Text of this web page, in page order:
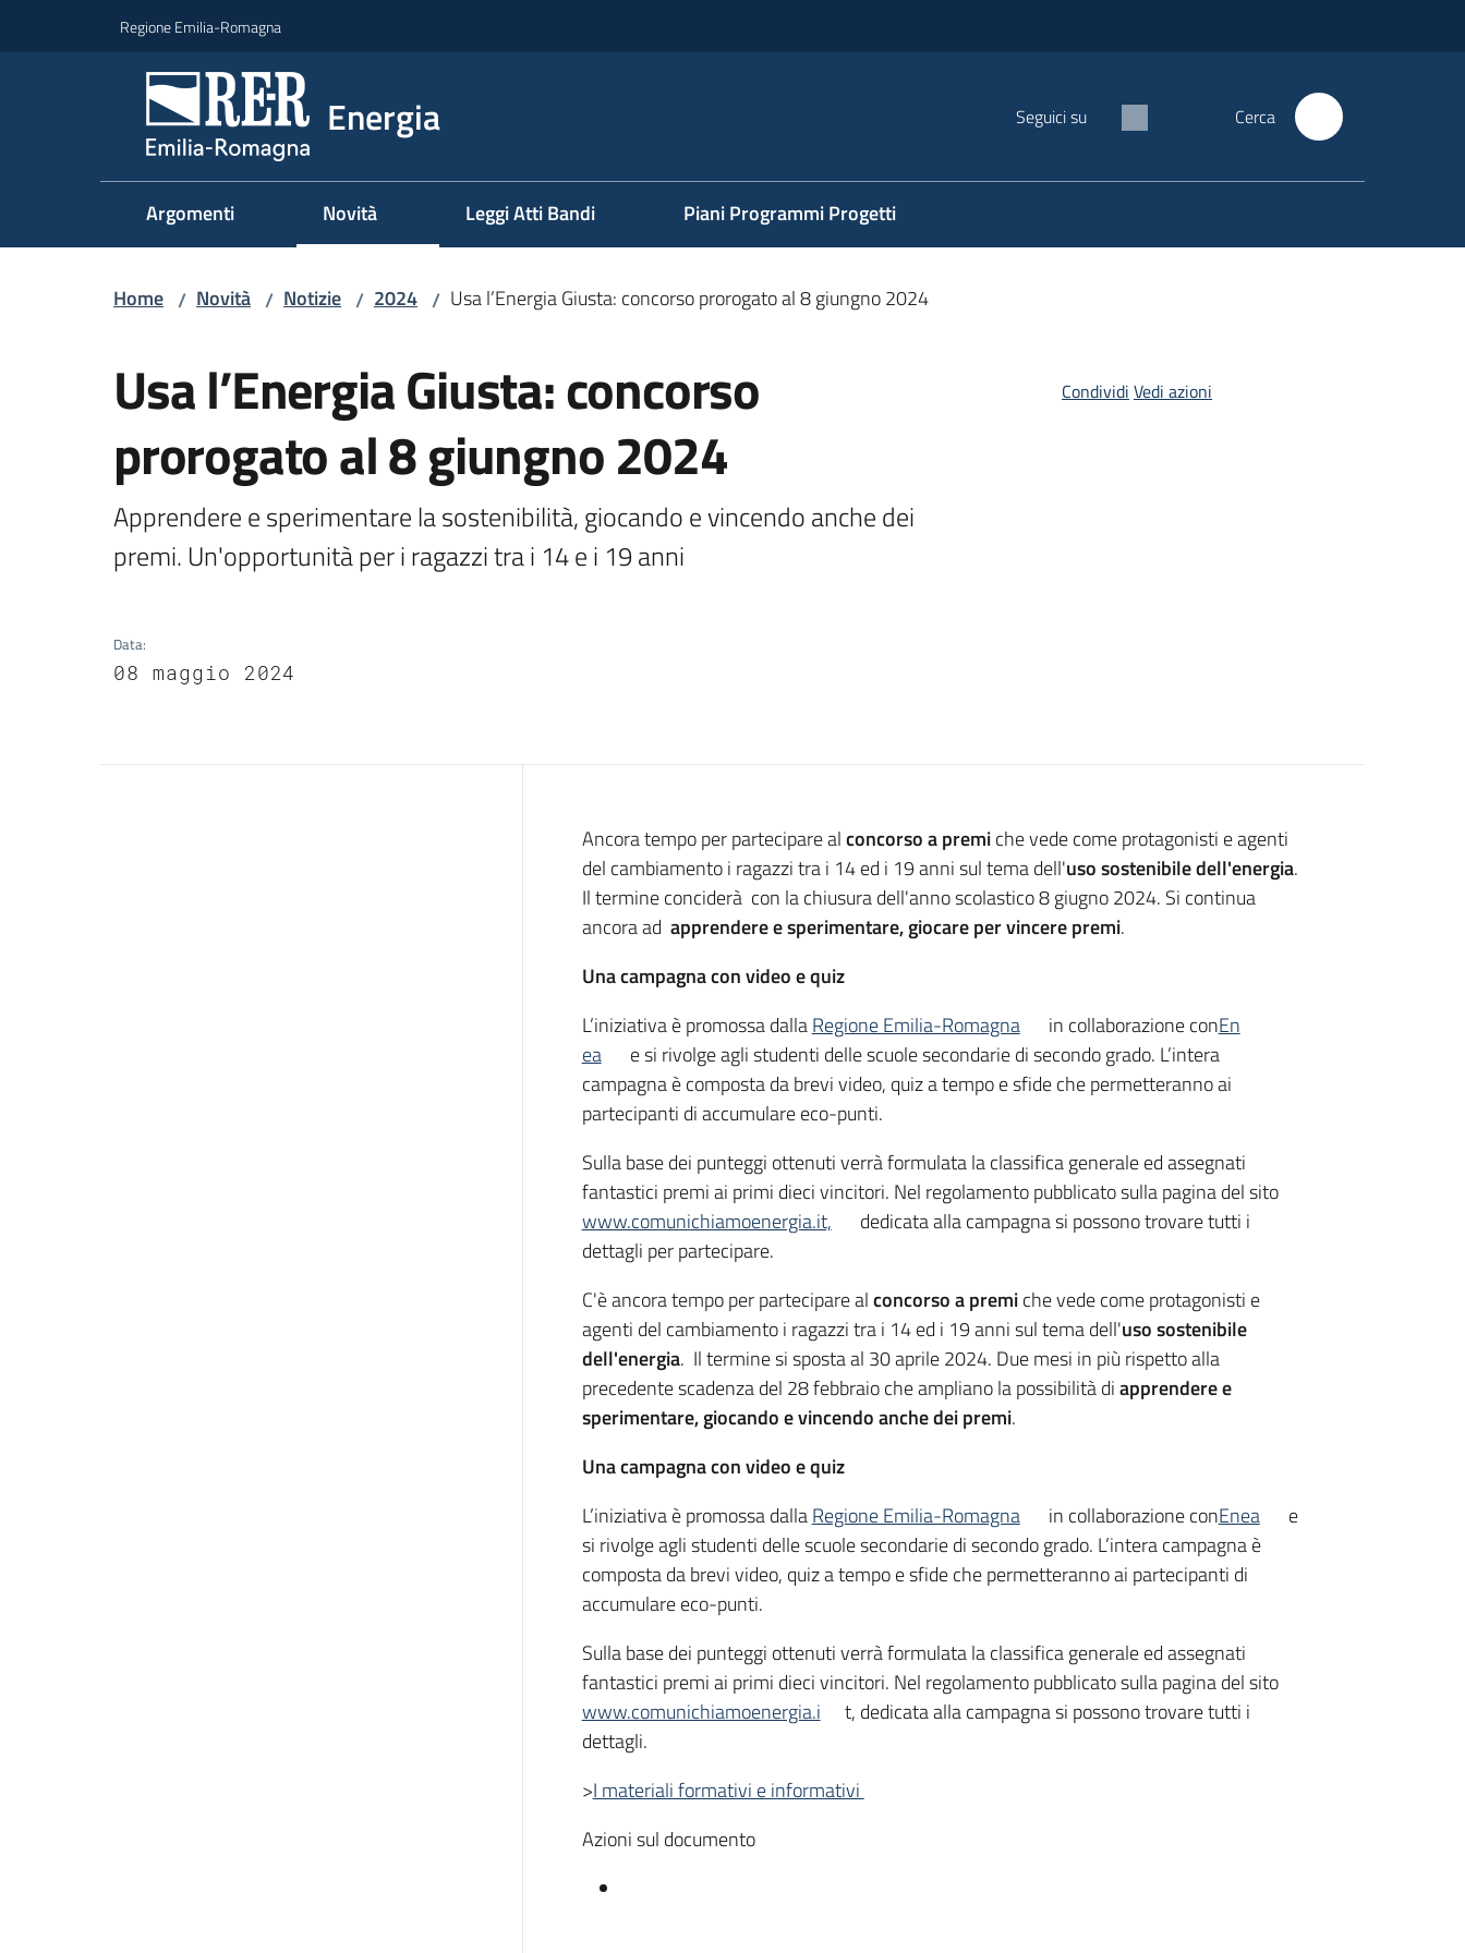
Regione Emilia-Romagna
Energia Seguici su Cerca
Argomenti Novità Leggi Atti Bandi Piani Programmi Progetti
Home / Novità / Notizie / 2024 / Usa l’Energia Giusta: concorso prorogato al 8 giungno 2024
Usa l’Energia Giusta: concorso
prorogato al 8 giungno 2024
Apprendere e sperimentare la sostenibilità, giocando e vincendo anche dei
premi. Un'opportunità per i ragazzi tra i 14 e i 19 anni
Data:
08 maggio 2024
Condividi Vedi azioni
Introduzione
Ancora tempo per partecipare alconcorso a premiche vede come protagonisti e agenti
del cambiamento i ragazzi tra i 14 ed i 19 anni sul tema dell'usosostenibile dell'energia.
Il termine conciderà con la chiusura dell'anno scolastico 8 giugno 2024. Si continua
ancora ad apprendere e sperimentare, giocare per vincere premi.
Una campagna con video e quiz
L’iniziativa è promossa dallaRegione Emilia-Romagna in collaborazione conEn
ea
e si rivolge agli studenti delle scuole secondarie di secondo grado. L’intera
campagna è composta da brevi video, quiz a tempo e sfide che permetteranno ai
partecipanti di accumulare eco-punti.
Sulla base dei punteggi ottenuti verrà formulata la classifica generale ed assegnati
fantastici premi ai primi dieci vincitori. Nel regolamento pubblicato sulla pagina del sito
www.comunichiamoenergia.it,
dedicata alla campagna si possono trovare tutti i
dettagli per partecipare.
C'è ancora tempo per partecipare alconcorso a premiche vede come protagonisti e
agenti del cambiamento i ragazzi tra i 14 ed i 19 anni sul tema dell'uso sostenibile
dell'energia. Il termine si sposta al 30 aprile 2024. Due mesi in più rispetto alla
precedente scadenza del 28 febbraio che ampliano la possibilità diapprendere e
sperimentare, giocando e vincendo anche dei premi.
Una campagna con video e quiz
L’iniziativa è promossa dallaRegione Emilia-Romagna in collaborazione conEnea
e
si rivolge agli studenti delle scuole secondarie di secondo grado. L’intera campagna è
composta da brevi video, quiz a tempo e sfide che permetteranno ai partecipanti di
accumulare eco-punti.
Sulla base dei punteggi ottenuti verrà formulata la classifica generale ed assegnati
fantastici premi ai primi dieci vincitori. Nel regolamento pubblicato sulla pagina del sito
www.comunichiamoenergia.i
t, dedicata alla campagna si possono trovare tutti i
dettagli.
>I materiali formativi e informativi
Azioni sul documento